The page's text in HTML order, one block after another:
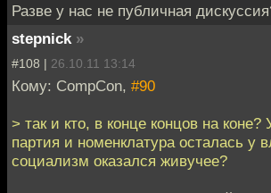
Разве у нас не публичная
stepnick »
#108 | 26.10.11 13:14
Кому: CompCon, #90
> так и кто, в конце концов на коне?
партия и номенклатура осталась у
социализм оказался живучее?